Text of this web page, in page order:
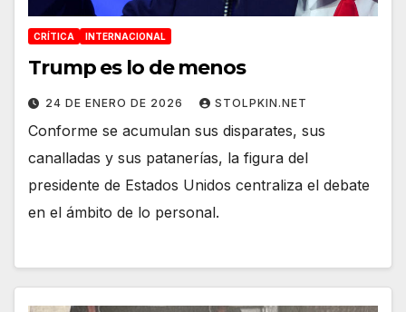
CRÍTICA INTERNACIONAL
Trump es lo de menos
24 DE ENERO DE 2026 STOLPKIN.NET
Conforme se acumulan sus disparates, sus
canalladas y sus patanerías, la figura del
presidente de Estados Unidos centraliza el debate
en el ámbito de lo personal.